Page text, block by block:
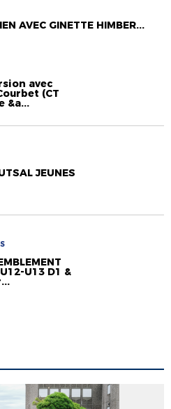
AVEC GINETTE HIMBER...
avec
(CT
&a...
JEUNES
U13 D1 &